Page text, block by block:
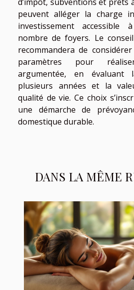
peuvent alléger la charge
investissement
nombre de foyers. Le
recommandera de
paramètres pour
argumentée, en
plusieurs années et la
qualité de vie. Ce choix
une démarche de
domestique durable.
DANS LA MÊME